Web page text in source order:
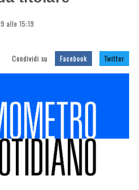
alle 15:19
Condividi su Facebook Twitter